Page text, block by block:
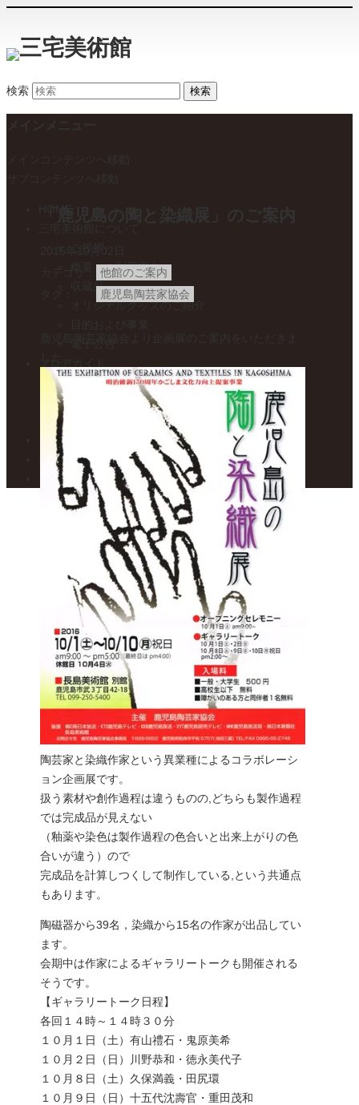
検索
概要・ご利用案内
収蔵品
オリジナルグッズのご紹介
1F – 焼き物展示室
2F – 絵画展示室
カフェ トワ・メゾン
展示案内・カレンダー
美術館便り
アクセスマップ
他館のご案内
鹿児島陶芸家協会
陶芸家と染織作家という異業種によるコラボレーシ
ョン企画展です。
扱う素材や創作過程は違うものの,どちらも製作過程
では完成品が見えない
（釉薬や染色は製作過程の色合いと出来上がりの色
合いが違う）ので
完成品を計算しつくして制作している,という共通点
もあります。
陶磁器から39名，染織から15名の作家が出品してい
ます。
会期中は作家によるギャラリートークも開催される
そうです。
【ギャラリートーク日程】
各回１４時～１４時３０分
１０月１日（土）有山禮石・鬼原美希
１０月２日（日）川野恭和・徳永美代子
１０月８日（土）久保満義・田尻環
１０月９日（日）十五代沈壽官・重田茂和